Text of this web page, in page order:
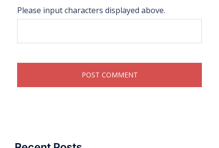
Please input characters displayed above.